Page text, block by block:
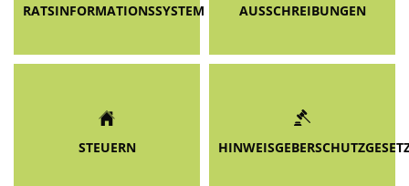
RATSINFORMATIONSSYSTEM AUSSCHREIBUNGEN
STEUERN